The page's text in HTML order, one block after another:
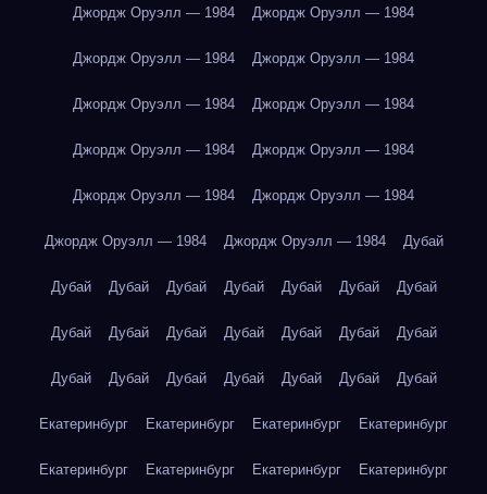
Джордж Оруэлл — 1984 Джордж Оруэлл — 1984
Джордж Оруэлл — 1984 Джордж Оруэлл — 1984
Джордж Оруэлл — 1984 Джордж Оруэлл — 1984
Джордж Оруэлл — 1984 Джордж Оруэлл — 1984
Джордж Оруэлл — 1984 Джордж Оруэлл — 1984
Джордж Оруэлл — 1984 Джордж Оруэлл — 1984 Дубай
Дубай Дубай Дубай Дубай Дубай Дубай Дубай
Дубай Дубай Дубай Дубай Дубай Дубай Дубай
Дубай Дубай Дубай Дубай Дубай Дубай Дубай
Екатеринбург Екатеринбург Екатеринбург Екатеринбург
Екатеринбург Екатеринбург Екатеринбург Екатеринбург